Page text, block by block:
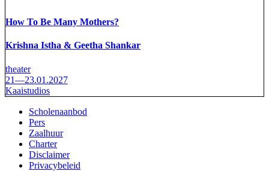
How To Be Many Mothers?
Krishna Istha & Geetha Shankar
theater
21—23.01.2027
Kaaistudios
Footer
Scholenaanbod
Pers
Zaalhuur
Charter
Disclaimer
Privacybeleid